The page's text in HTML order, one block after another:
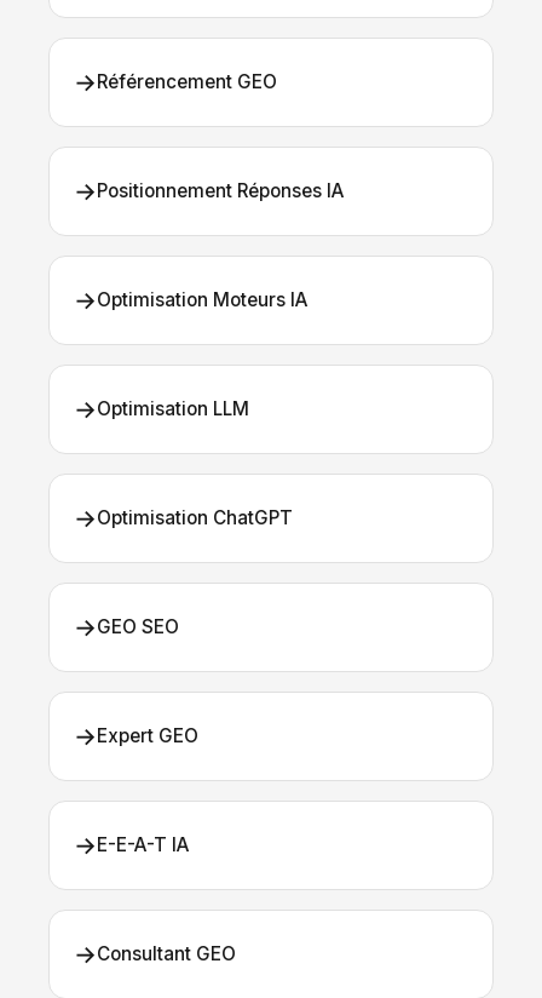
→Référencement GEO
→Positionnement Réponses IA
→Optimisation Moteurs IA
→Optimisation LLM
→Optimisation ChatGPT
→GEO SEO
→Expert GEO
→E-E-A-T IA
→Consultant GEO